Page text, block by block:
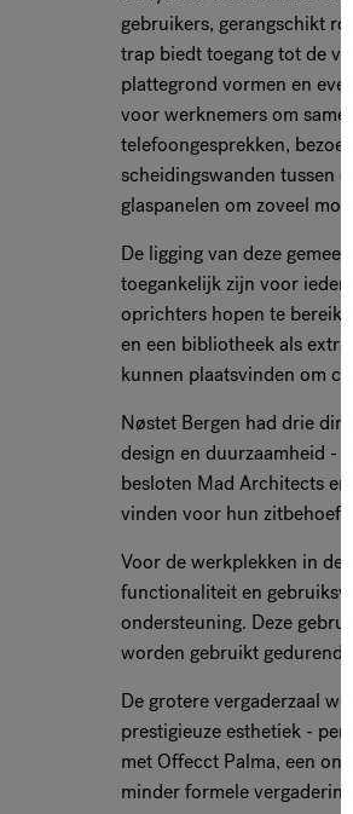
gebruikers, gerangschikt
trap biedt toegang tot de
plattegrond vormen en
voor werknemers om
telefoongesprekken,
scheidingswanden tussen
glaspanelen om zoveel
De ligging van deze
toegankelijk zijn voor
oprichters hopen te
en een bibliotheek als
kunnen plaatsvinden om
Nøstet Bergen had drie
design en duurzaamheid -
besloten Mad Architects
vinden voor hun
Voor de werkplekken in de
functionaliteit en
ondersteuning. Deze
worden gebruikt gedurende
De grotere vergaderzaal
prestigieuze esthetiek -
met Offecct Palma, een
minder formele